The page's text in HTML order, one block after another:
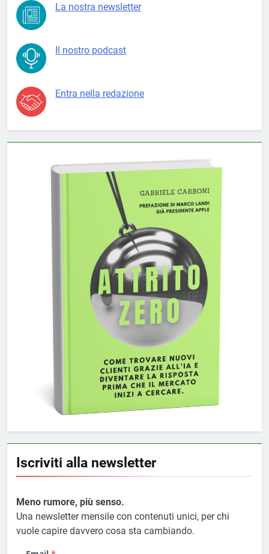
La nostra newsletter
Il nostro podcast
Entra nella redazione
Iscriviti alla newsletter
Meno rumore, più senso.
Una newsletter mensile con contenuti unici, per chi
vuole capire davvero cosa sta cambiando.